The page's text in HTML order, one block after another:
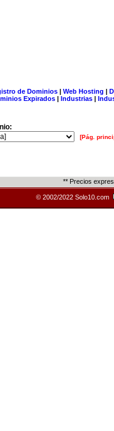
de Dominios| Web Hosting |
Expirados | Industrias |
[Pág.
** Precios
© 2002/2022 Solo10.com